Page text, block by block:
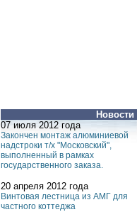
Новости
07 июля 2012 года
Закончен монтаж алюминиевой
надстроки т/х "Московский",
выполненный в рамках
государственного заказа.
20 апреля 2012 года
Винтовая лестница из АМГ для
частного коттеджа